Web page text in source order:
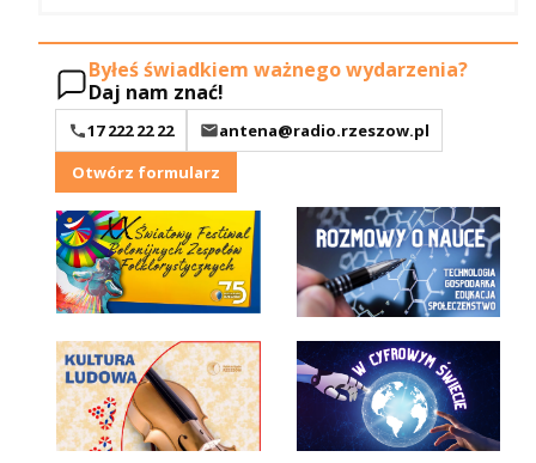
Byłeś świadkiem ważnego wydarzenia?
Daj nam znać!
17 222 22 22
antena@radio.rzeszow.pl
Otwórz formularz